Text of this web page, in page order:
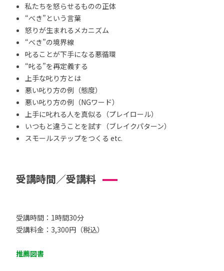
私たちを怒らせるものの正体
“べき”という言葉
怒りが生まれるメカニズム
“べき”の境界線
叱ることが下手になる悪循環
“叱る”を再定義する
上手な叱り方とは
悪い叱り方の例（態度）
悪い叱り方の例（NGワード）
上手に叱れる人を真似る（プレイロール）
いつもと違うことを試す（ブレイクパターン）
スモールステップをつくる etc.
受講時間／受講料
受講時間：1時間30分
受講料金：3,300円（税込）
推薦図書